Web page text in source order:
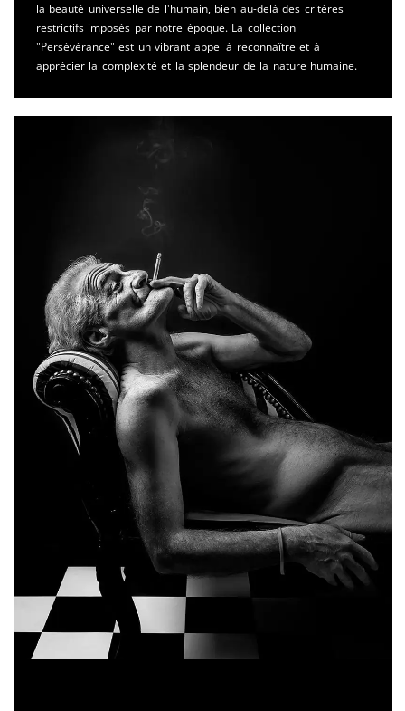
la beauté universelle de l'humain, bien au-delà des critères
restrictifs imposés par notre époque. La collection
"Persévérance" est un vibrant appel à reconnaître et à
apprécier la complexité et la splendeur de la nature humaine.